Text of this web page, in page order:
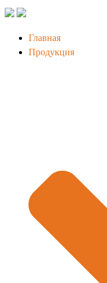
Главная
Продукция